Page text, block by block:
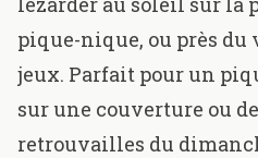
pique-nique, ou près du
jeux. Parfait pour un
sur une couverture ou
retrouvailles du